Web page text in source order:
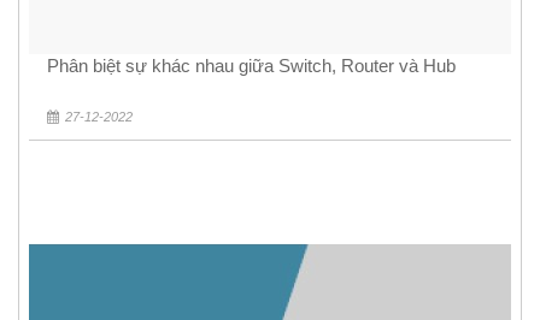
Phân biệt sự khác nhau giữa Switch, Router và Hub
27-12-2022